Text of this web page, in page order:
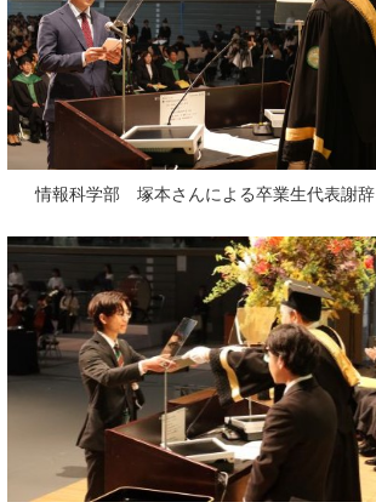
情報科学部 塚本さんによる卒業生代表謝辞